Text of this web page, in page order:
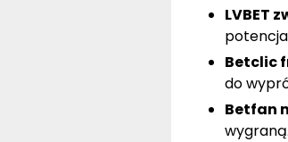
LVBET
Betclic
do
Betfan
wygraną.